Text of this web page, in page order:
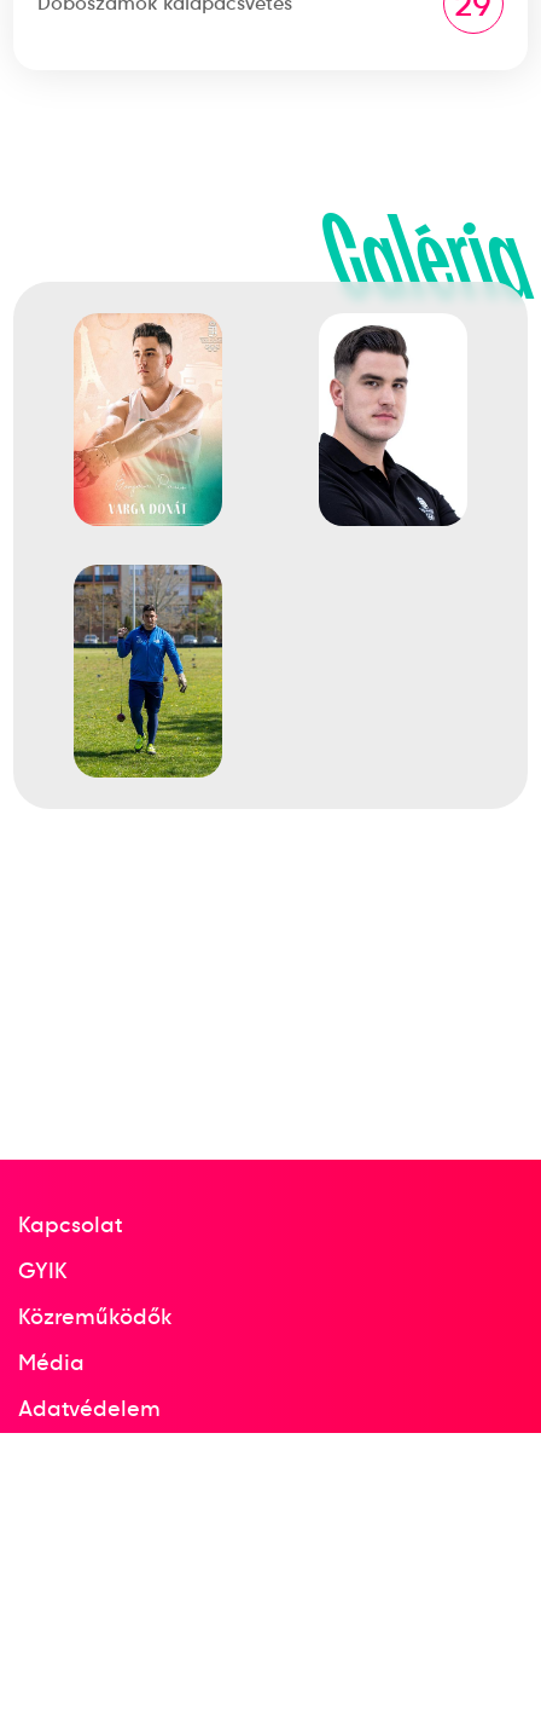
Galéria
Kapcsolat
GYIK
Közreműködők
Média
Adatvédelem